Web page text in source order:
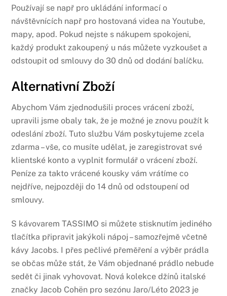
Používají se např pro ukládání informací o
návštěvnících např pro hostovaná videa na Youtube,
mapy, apod. Pokud nejste s nákupem spokojeni,
každý produkt zakoupený u nás můžete vyzkoušet a
odstoupit od smlouvy do 30 dnů od dodání balíčku.
Alternativní Zboží
Abychom Vám zjednodušili proces vrácení zboží,
upravili jsme obaly tak, že je možné je znovu použít k
odeslání zboží. Tuto službu Vám poskytujeme zcela
zdarma – vše, co musíte udělat, je zaregistrovat své
klientské konto a vyplnit formulář o vrácení zboží.
Peníze za takto vrácené kousky vám vrátíme co
nejdříve, nejpozději do 14 dnů od odstoupení od
smlouvy.
S kávovarem TASSIMO si můžete stisknutím jediného
tlačítka připravit jakýkoli nápoj – samozřejmě včetně
kávy Jacobs. I přes pečlivé přeměření a výběr prádla
se občas může stát, že Vám objednané prádlo nebude
sedět či jinak vyhovovat. Nová kolekce džínů italské
značky Jacob Cohën pro sezónu Jaro/Léto 2023 je